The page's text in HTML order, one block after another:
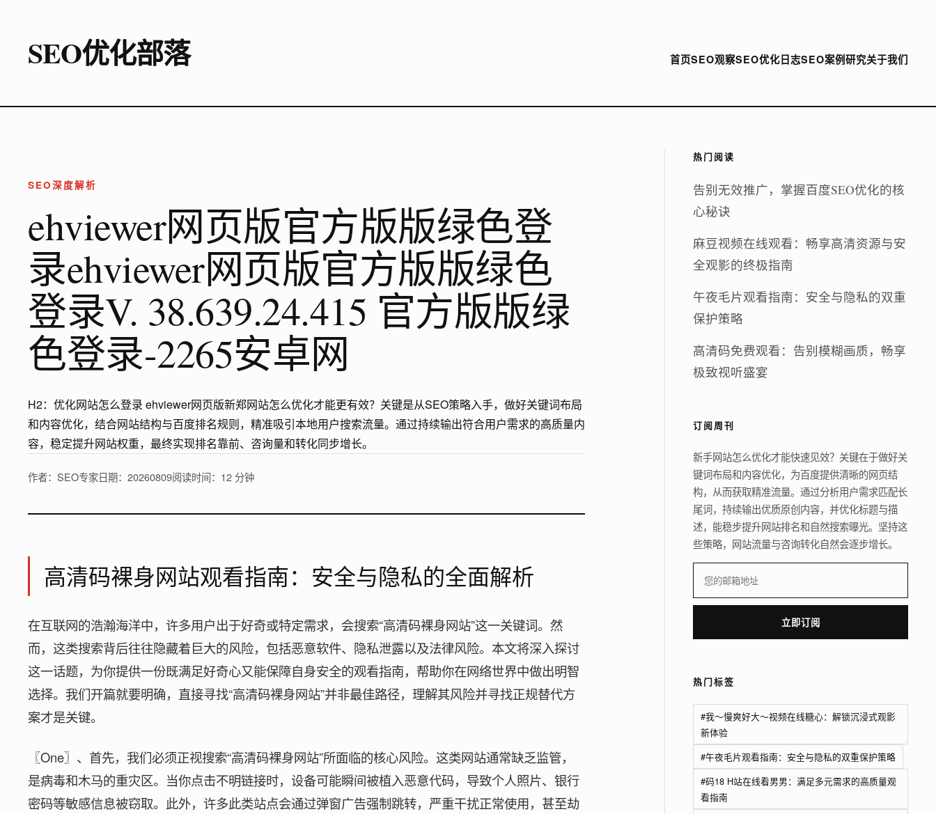
SEO优化部落 首页SEO观察SEO优化日志SEO案例研究关于我们
SEO深度解析
ehviewer网页版官方版版绿色登
录ehviewer网页版官方版版绿色
登录V. 38.639.24.415 官方版版绿
色登录-2265安卓网
H2：优化网站怎么登录 ehviewer网页版新郑网站怎么优化才能更有效？关键是从SEO策略入手，做好关键词布局
和内容优化，结合网站结构与百度排名规则，精准吸引本地用户搜索流量。通过持续输出符合用户需求的高质量内
容，稳定提升网站权重，最终实现排名靠前、咨询量和转化同步增长。
作者：SEO专家日期：20260809阅读时间：12 分钟
高清码裸身网站观看指南：安全与隐私的全面解析
在互联网的浩瀚海洋中，许多用户出于好奇或特定需求，会搜索“高清码裸身网站”这一关键词。然
而，这类搜索背后往往隐藏着巨大的风险，包括恶意软件、隐私泄露以及法律风险。本文将深入探讨
这一话题，为你提供一份既满足好奇心又能保障自身安全的观看指南，帮助你在网络世界中做出明智
选择。我们开篇就要明确，直接寻找“高清码裸身网站”并非最佳路径，理解其风险并寻找正规替代方
案才是关键。
〖One〗、首先，我们必须正视搜索“高清码裸身网站”所面临的核心风险。这类网站通常缺乏监管，
是病毒和木马的重灾区。当你点击不明链接时，设备可能瞬间被植入恶意代码，导致个人照片、银行
密码等敏感信息被窃取。此外，许多此类站点会通过弹窗广告强制跳转，严重干扰正常使用，甚至劫
热门阅读
告别无效推广，掌握百度SEO优化的核
心秘诀
麻豆视频在线观看：畅享高清资源与安
全观影的终极指南
午夜毛片观看指南：安全与隐私的双重
保护策略
高清码免费观看：告别模糊画质，畅享
极致视听盛宴
订阅周刊
新手网站怎么优化才能快速见效？关键在于做好关
键词布局和内容优化，为百度提供清晰的网页结
构，从而获取精准流量。通过分析用户需求匹配长
尾词，持续输出优质原创内容，并优化标题与描
述，能稳步提升网站排名和自然搜索曝光。坚持这
些策略，网站流量与咨询转化自然会逐步增长。
立即订阅
热门标签
#我～慢爽好大～视频在线糖心：解锁沉浸式观影
新体验
#午夜毛片观看指南：安全与隐私的双重保护策略
#码18 H站在线看男男：满足多元需求的高质量观
看指南